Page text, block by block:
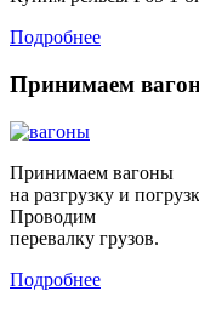
Подробнее
Принимаем
Принимаем вагоны
на разгрузку и
Проводим
перевалку грузов.
Подробнее